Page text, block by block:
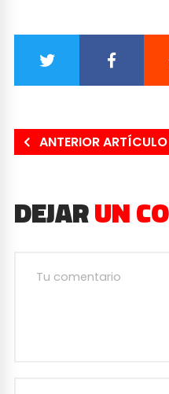
ANTERIOR ARTÍCULO
DEJARUN